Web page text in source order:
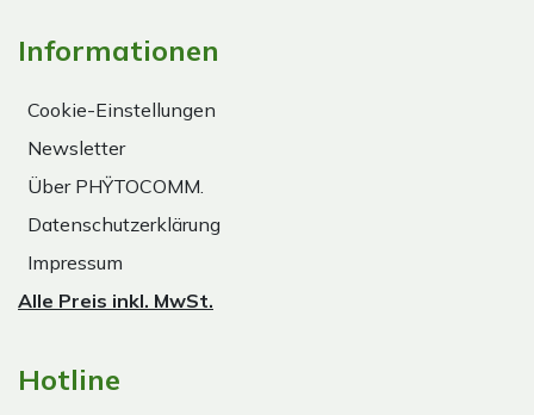
Informationen
Cookie-Einstellungen
Newsletter
Über PHŸTOCOMM.
Datenschutzerklärung
Impressum
Alle Preis inkl. MwSt.
Hotline